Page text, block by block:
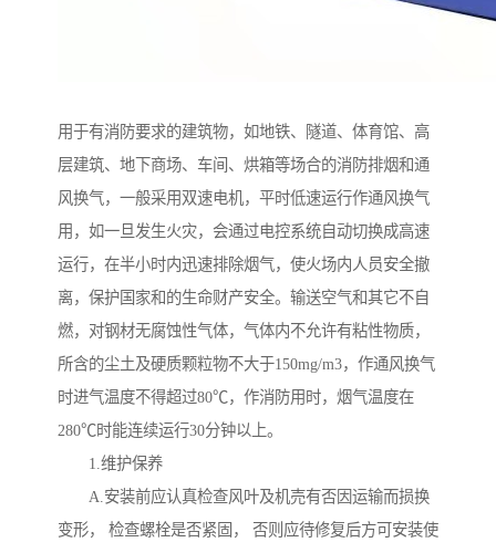
用于有消防要求的建筑物，如地铁、隧道、体育馆、高
层建筑、地下商场、车间、烘箱等场合的消防排烟和通
风换气，一般采用双速电机，平时低速运行作通风换气
用，如一旦发生火灾，会通过电控系统自动切换成高速
运行，在半小时内迅速排除烟气，使火场内人员安全撤
离，保护国家和的生命财产安全。输送空气和其它不自
燃，对钢材无腐蚀性气体，气体内不允许有粘性物质，
所含的尘土及硬质颗粒物不大于150mg/m3，作通风换气
时进气温度不得超过80℃，作消防用时，烟气温度在
280℃时能连续运行30分钟以上。
1.维护保养
A.安装前应认真检查风叶及机売有否因运输而损换
变形， 检查螺栓是否紧固， 否则应待修复后方可安装使